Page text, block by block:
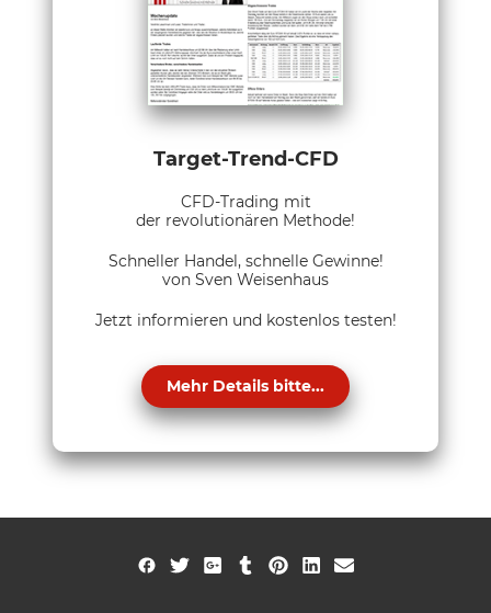
Target-Trend-CFD
CFD-Trading mit
der revolutionären Methode!
Schneller Handel, schnelle Gewinne!
von Sven Weisenhaus
Jetzt informieren und kostenlos testen!
Mehr Details bitte...